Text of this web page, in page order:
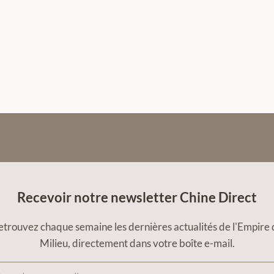
Recevoir notre newsletter Chine Direct
chaque semaine les dernières actualités de l'Empire
Milieu, directement dans votre boîte e-mail.